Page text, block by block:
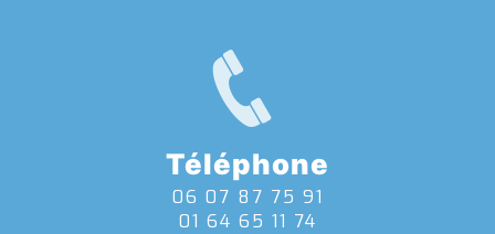
Téléphone
06 07 87 75 91
01 64 65 11 74